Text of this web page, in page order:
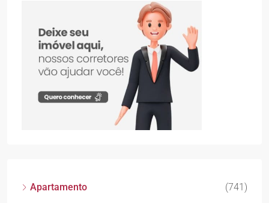
Apartamento
(741)